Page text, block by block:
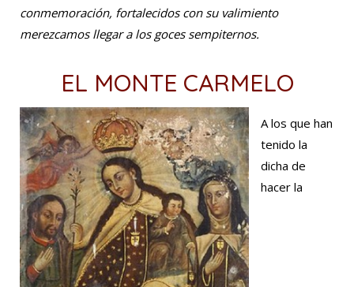
conmemoración, fortalecidos con su valimiento
merezcamos llegar a los goces sempiternos.
EL MONTE CARMELO
A los que han
tenido la
dicha de
hacer la